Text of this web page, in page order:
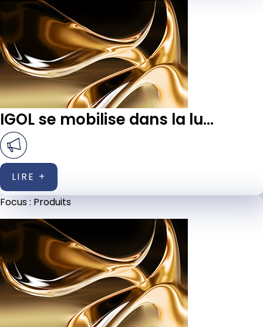
IGOL se mobilise dans la lu...
LIRE +
Focus : Produits